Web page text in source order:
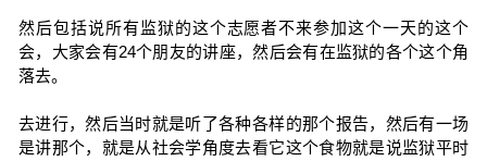
然后包括说所有监狱的这个志愿者不来参加这个一天的这个
会，大家会有24个朋友的讲座，然后会有在监狱的各个这个角
落去。
去进行，然后当时就是听了各种各样的那个报告，然后有一场
是讲那个，就是从社会学角度去看它这个食物就是说监狱平时